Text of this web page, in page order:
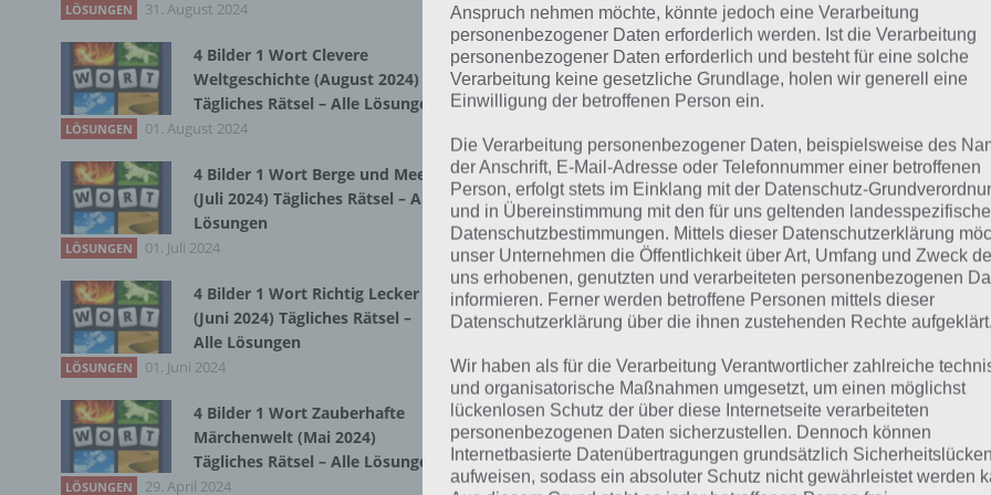
Zur Übersicht der4 Bilder 1 Wort Lösungen für Schweden im
Kurze Begriffserklärung
LÖSUNGEN 31. August 2024
4 Bilder 1 Wort Clevere
Weltgeschichte (August 2024)
Tägliches Rätsel – Alle Lösungen
LÖSUNGEN 01. August 2024
4 Bilder 1 Wort Berge und Meer
(Juli 2024) Tägliches Rätsel – Alle
Lösungen
LÖSUNGEN 01. Juli 2024
4 Bilder 1 Wort Richtig Lecker
(Juni 2024) Tägliches Rätsel –
Alle Lösungen
LÖSUNGEN 01. Juni 2024
4 Bilder 1 Wort Zauberhafte
Märchenwelt (Mai 2024)
Tägliches Rätsel – Alle Lösungen
LÖSUNGEN 29. April 2024
Anspruch nehmen möchte, könnte jedoch eine Verarbeitung
personenbezogener Daten erforderlich werden. Ist die Verarbeitung
personenbezogener Daten erforderlich und besteht für eine solche
Verarbeitung keine gesetzliche Grundlage, holen wir generell eine
Einwilligung der betroffenen Person ein.
Die Verarbeitung personenbezogener Daten, beispielsweise des
der Anschrift, E-Mail-Adresse oder Telefonnummer einer betroffenen
Person, erfolgt stets im Einklang mit der Datenschutz-
und in Übereinstimmung mit den für uns geltenden
Datenschutzbestimmungen. Mittels dieser Datenschutzerklärung
unser Unternehmen die Öffentlichkeit über Art, Umfang und Zweck
uns erhobenen, genutzten und verarbeiteten personenbezogenen
informieren. Ferner werden betroffene Personen mittels dieser
Datenschutzerklärung über die ihnen zustehenden Rechte aufgeklärt.
Wir haben als für die Verarbeitung Verantwortlicher zahlreiche
und organisatorische Maßnahmen umgesetzt, um einen möglichst
lückenlosen Schutz der über diese Internetseite verarbeiteten
personenbezogenen Daten sicherzustellen. Dennoch können
Internetbasierte Datenübertragungen grundsätzlich Sicherheitslücken
aufweisen, sodass ein absoluter Schutz nicht gewährleistet werden